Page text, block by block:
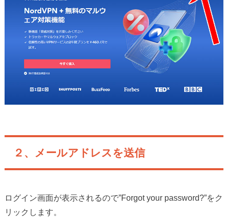
２、メールアドレスを送信
ログイン画面が表示されるので”Forgot your password?”をク
リックします。